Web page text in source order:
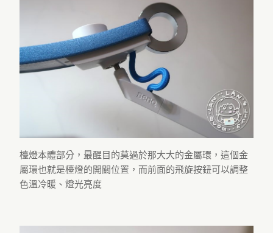
檯燈本體部分，最醒目的莫過於那大大的金屬環，這個金
屬環也就是檯燈的開關位置，而前面的飛旋按鈕可以調整
色溫冷暖、燈光亮度